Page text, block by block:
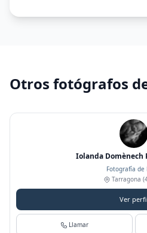
Otros fotógrafos
Iolanda Domènech
Fotografía de
Tarragona
Ver
Llamar